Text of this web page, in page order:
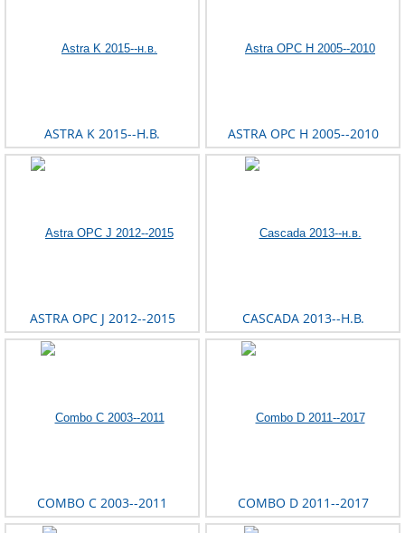
ASTRA K 2015--Н.В. ASTRA OPC H 2005--2010
ASTRA OPC J 2012--2015 CASCADA 2013--Н.В.
COMBO C 2003--2011 COMBO D 2011--2017